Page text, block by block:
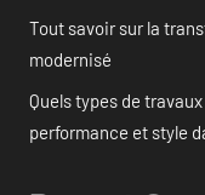
Tout savoir sur la
modernisé
Quels types de
performance et style